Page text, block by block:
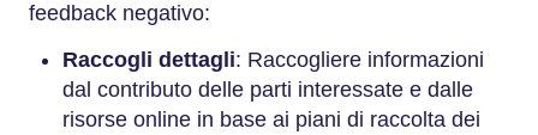
feedback negativo:
Raccogli dettagli: Raccogliere informazioni
dal contributo delle parti interessate e dalle
risorse online in base ai piani di raccolta dei